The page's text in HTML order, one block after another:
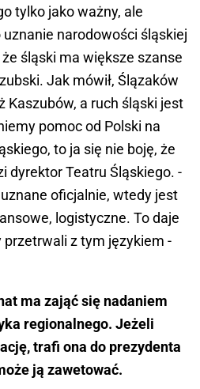
tylko jako ważny, ale
narodowości śląskiej
że śląski ma większe szanse
Jak mówił, Ślązaków
Kaszubów, a ruch śląski jest
pomoc od Polski na
to ja się nie boję, że
dyrektor Teatru Śląskiego. -
oficjalnie, wtedy jest
logistyczne. To daje
przetrwali z tym językiem -
ma zająć się nadaniem
regionalnego. Jeżeli
trafi ona do prezydenta
ją zawetować.